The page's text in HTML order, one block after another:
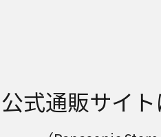
公式通販サイ